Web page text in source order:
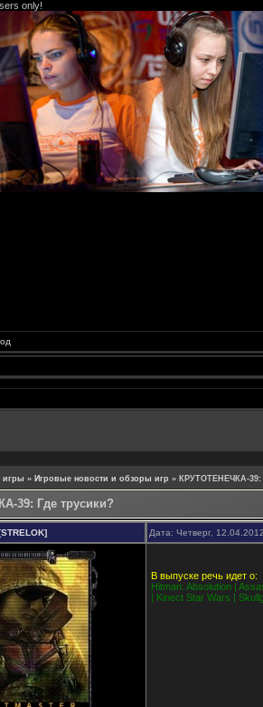
only!
игры » Игровые новости и обзоры игр » КРУТОТЕНЕЧКА-39:
39: Где трусики?
Дата: Четверг,
В выпуске речь идет о:
Hitman: Absolution |
| Kinect Star Wars |